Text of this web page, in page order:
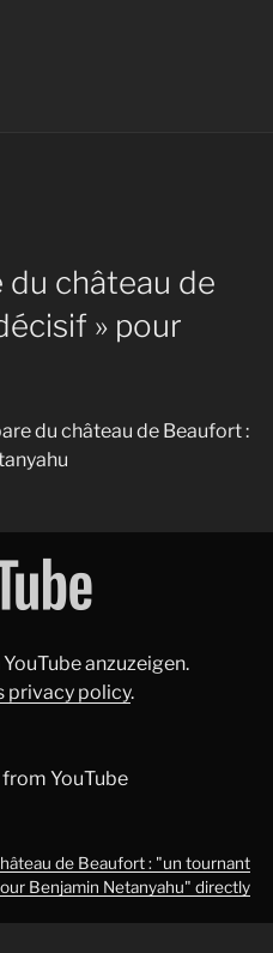
du château de
» pour
du château de Beaufort :
anzuzeigen.
privacy policy.
YouTube
de Beaufort : "un tournant
Benjamin Netanyahu" directly